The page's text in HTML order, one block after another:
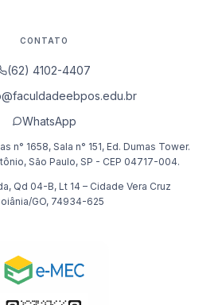
CONTATO
(62) 4102-4407
WhatsApp
n° 1658, Sala n° 151, Ed. Dumas Tower.
São Paulo, SP - CEP 04717-004.
Qd 04-B, Lt 14 – Cidade Vera Cruz
GO, 74934-625